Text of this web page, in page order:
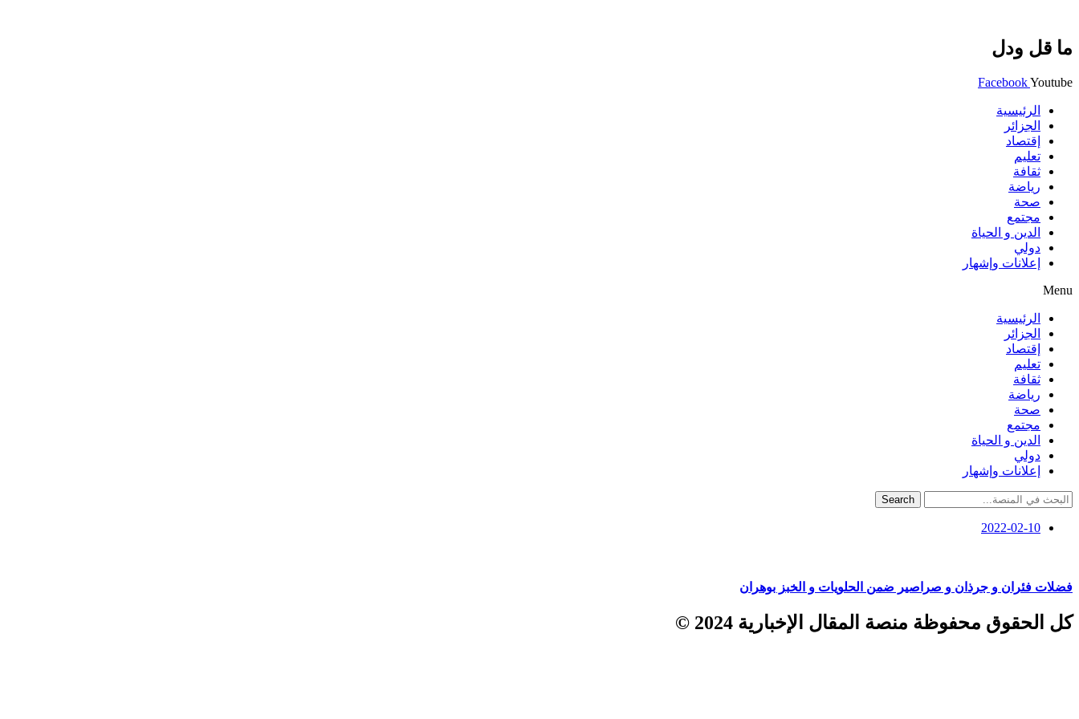
ما قل ودل
FacebookYoutube
الرئيسية
الجزائر
إقتصاد
تعليم
ثقافة
رياضة
صحة
مجتمع
الدين و الحياة
دولي
إعلانات وإشهار
Menu
الرئيسية
الجزائر
إقتصاد
تعليم
ثقافة
رياضة
صحة
مجتمع
الدين و الحياة
دولي
إعلانات وإشهار
Search
2022-02-10
فضلات فئران و جرذان و صراصير ضمن الحلويات و الخبز بوهران
كل الحقوق محفوظة منصة المقال الإخبارية 2024 ©